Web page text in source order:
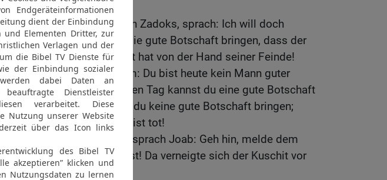
bis zu diesem Tag.
19 Achimaaz aber, der Sohn Zadoks, sprach: Ich will doch
hinlaufen und dem König die gute Botschaft bringen, dass der
HERR ihm Recht verschafft hat von der Hand seiner Feinde!
20 Joab aber sprach zu ihm: Du bist heute kein Mann guter
Botschaft! An einem anderen Tag kannst du eine gute Botschaft
bringen, heute aber kannst du keine gute Botschaft bringen;
denn der Sohn des Königs ist tot!
Aber zu dem Kuschiten sprach Joab: Geh hin, melde dem
König, was du gesehen hast! Da verneigte sich der Kuschit vor
Joab und lief davon.